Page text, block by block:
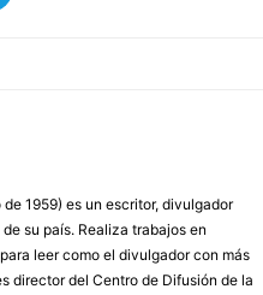
1959) es un escritor, divulgador
su país. Realiza trabajos en
leer como el divulgador con más
director del Centro de Difusión de la